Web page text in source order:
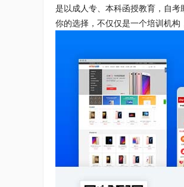
是以成人专、本科函授教育，自
你的选择，不仅仅是一个培训机